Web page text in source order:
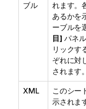
ブル
れます。
あるかを
ーブルを
目] パネ
リックす
ぞれに対
されます。
XML
このシー
示されま